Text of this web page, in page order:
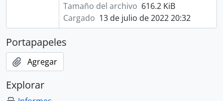
Tamaño del archivo 616.2 KiB
Cargado 13 de julio de 2022 20:32
Portapapeles
Agregar
Explorar